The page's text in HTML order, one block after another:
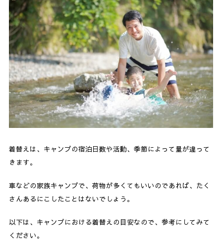
着替えは、キャンプの宿泊日数や活動、季節によって量が違って
きます。
車などの家族キャンプで、荷物が多くてもいいのであれば、たく
さんあるにこしたことはないでしょう。
以下は、キャンプにおける着替えの目安なので、参考にしてみて
ください。